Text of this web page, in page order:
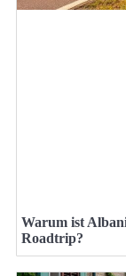
Warum ist
Roadtrip?